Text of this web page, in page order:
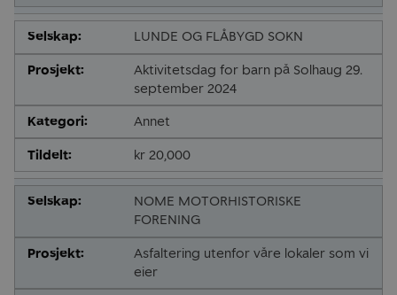
LUNDE OG FLÅBYGD SOKN
Aktivitetsdag for barn på Solhaug 29.
september 2024
Annet
kr 20,000
NOME MOTORHISTORISKE
FORENING
Asfaltering utenfor våre lokaler som vi
eier